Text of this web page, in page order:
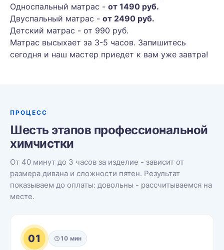
Односпальный матрас - от 1490 руб.
Двуспальный матрас - от 2490 руб.
Детский матрас - от 990 руб.
Матрас высыхает за 3-5 часов. Запишитесь
сегодня и наш мастер приедет к вам уже завтра!
ПРОЦЕСС
Шесть этапов профессиональной
химчистки
От 40 минут до 3 часов за изделие - зависит от
размера дивана и сложности пятен. Результат
показываем до оплаты: довольны - рассчитываемся на
месте.
01 10 мин